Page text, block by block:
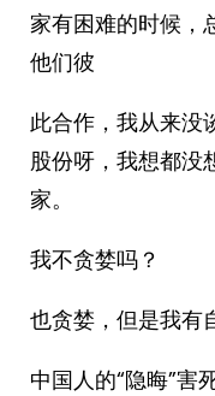
家有困难的时候，
他们彼
此合作，我从来没
股份呀，我想都没
家。
我不贪婪吗？
也贪婪，但是我有
中国人的“隐晦”害